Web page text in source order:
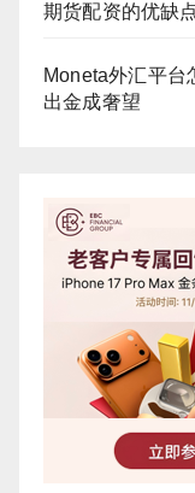
期货配资的优缺
Moneta外汇平台
出金成奢望